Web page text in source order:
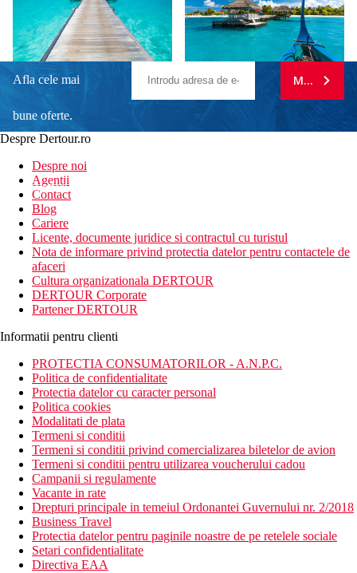
Afla cele mai
bune oferte.
newsletter!
MA
Despre Dertour.ro
Despre noi
Agentii
Contact
Blog
Cariere
Licente, documente juridice si contractul cu turistul
Nota de informare privind protectia datelor pentru contactele de
afaceri
Cultura organizationala DERTOUR
DERTOUR Corporate
Partener DERTOUR
Informatii pentru clienti
PROTECTIA CONSUMATORILOR - A.N.P.C.
Politica de confidentialitate
Protectia datelor cu caracter personal
Politica cookies
Modalitati de plata
Termeni si conditii
Termeni si conditii privind comercializarea biletelor de avion
Termeni si conditii pentru utilizarea voucherului cadou
Campanii si regulamente
Vacante in rate
Drepturi principale in temeiul Ordonantei Guvernului nr. 2/2018
Business Travel
Protectia datelor pentru paginile noastre de pe retelele sociale
Setari confidentialitate
Directiva EAA